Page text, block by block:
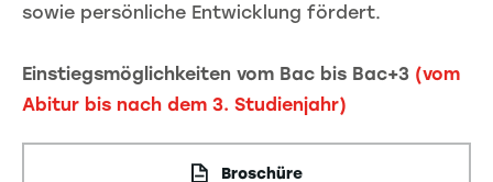
sowie persönliche Entwicklung fördert.
Einstiegsmöglichkeiten vom Bac bis Bac+3 (vom
Abitur bis nach dem 3. Studienjahr)
Broschüre